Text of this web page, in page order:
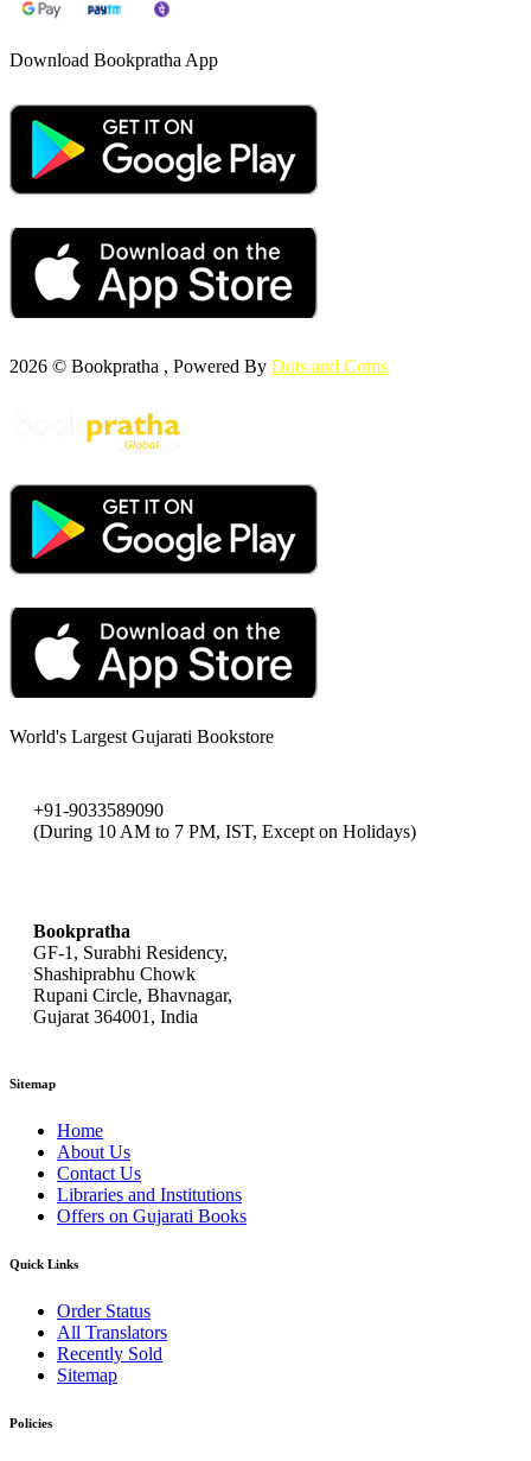
Download Bookpratha App
2026 © Bookpratha , Powered By Dots and Coms
World's Largest Gujarati Bookstore
+91-9033589090
(During 10 AM to 7 PM, IST, Except on Holidays)
Bookpratha
GF-1, Surabhi Residency,
Shashiprabhu Chowk
Rupani Circle, Bhavnagar,
Gujarat 364001, India
Sitemap
Home
About Us
Contact Us
Libraries and Institutions
Offers on Gujarati Books
Quick Links
Order Status
All Translators
Recently Sold
Sitemap
Policies